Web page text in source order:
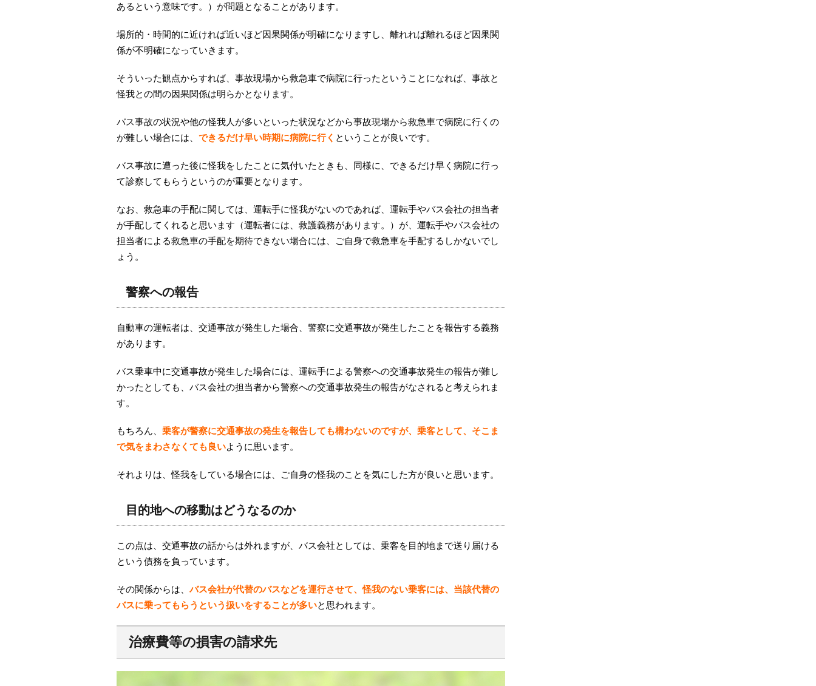
あるという意味です。）が問題となることがあります。
場所的・時間的に近ければ近いほど因果関係が明確になりますし、離れれば離れるほど因果関
係が不明確になっていきます。
そういった観点からすれば、事故現場から救急車で病院に行ったということになれば、事故と
怪我との間の因果関係は明らかとなります。
バス事故の状況や他の怪我人が多いといった状況などから事故現場から救急車で病院に行くの
が難しい場合には、 できるだけ早い時期に病院に行く ということが良いです。
バス事故に遭った後に怪我をしたことに気付いたときも、同様に、できるだけ早く病院に行っ
て診察してもらうというのが重要となります。
なお、救急車の手配に関しては、運転手に怪我がないのであれば、運転手やバス会社の担当者
が手配してくれると思います（運転者には、救護義務があります。）が、運転手やバス会社の
担当者による救急車の手配を期待できない場合には、ご自身で救急車を手配するしかないでし
ょう。
警察への報告
自動車の運転者は、交通事故が発生した場合、警察に交通事故が発生したことを報告する義務
があります。
バス乗車中に交通事故が発生した場合には、運転手による警察への交通事故発生の報告が難し
かったとしても、バス会社の担当者から警察への交通事故発生の報告がなされると考えられま
す。
もちろん、 乗客が警察に交通事故の発生を報告しても構わないのですが、乗客として、そこま
で気をまわさなくても良いように思います。
それよりは、怪我をしている場合には、ご自身の怪我のことを気にした方が良いと思います。
目的地への移動はどうなるのか
この点は、交通事故の話からは外れますが、バス会社としては、乗客を目的地まで送り届ける
という債務を負っています。
その関係からは、バス会社が代替のバスなどを運行させて、怪我のない乗客には、当該代替の
バスに乗ってもらうという扱いをすることが多いと思われます。
治療費等の損害の請求先